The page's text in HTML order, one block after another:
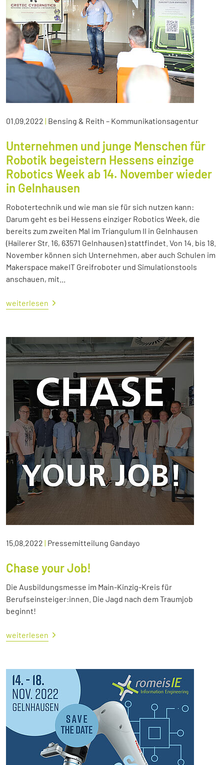
01.09.2022 | Bensing & Reith – Kommunikationsagentur
Unternehmen und junge Menschen für
Robotik begeistern Hessens einzige
Robotics Week ab 14. November wieder
in Gelnhausen
Robotertechnik und wie man sie für sich nutzen kann:
Darum geht es bei Hessens einziger Robotics Week, die
bereits zum zweiten Mal im Triangulum II in Gelnhausen
(Hailerer Str. 16, 63571 Gelnhausen) stattfindet. Von 14. bis 18.
November können sich Unternehmen, aber auch Schulen im
Makerspace makeIT Greifroboter und Simulationstools
anschauen, mit...
weiterlesen
15.08.2022 | Pressemitteilung Gandayo
Chase your Job!
Die Ausbildungsmesse im Main-Kinzig-Kreis für
Berufseinsteiger:innen. Die Jagd nach dem Traumjob
beginnt!
weiterlesen